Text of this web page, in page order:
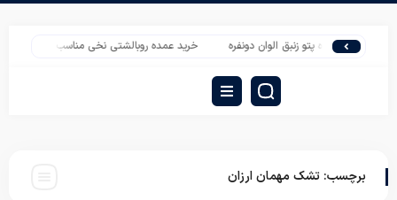
عمده پتو زنبق الوان دونفره خرید عمده روبالشتی نخی مناسب بازار مصرف
برچسب: تشک مهمان ارزان